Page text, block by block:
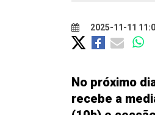
2025-11-11
No próximo
recebe a